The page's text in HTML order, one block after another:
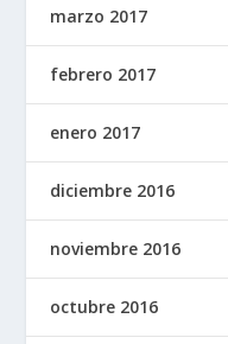
marzo 2017
febrero 2017
enero 2017
diciembre 2016
noviembre 2016
octubre 2016